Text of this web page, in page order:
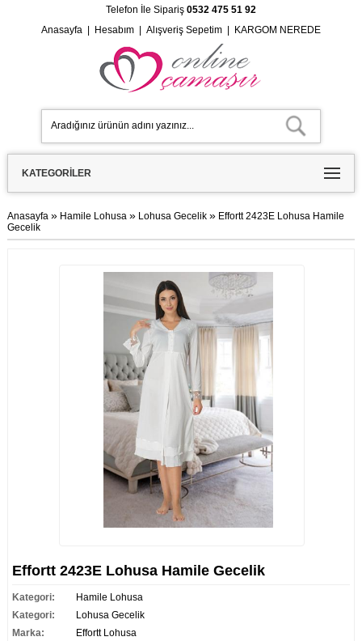
Telefon İle Sipariş 0532 475 51 92
Anasayfa| Hesabım| Alışveriş Sepetim| KARGOM NEREDE
KATEGORILER
Anasayfa » Hamile Lohusa » Lohusa Gecelik » Effortt 2423E Lohusa Hamile
Gecelik
Effortt 2423E Lohusa Hamile Gecelik
Kategori:
Hamile Lohusa
Kategori:
Lohusa Gecelik
Marka:
Effortt Lohusa